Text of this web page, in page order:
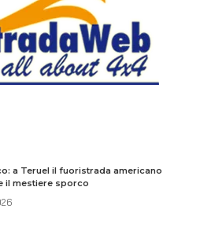
a Teruel il fuoristrada americano
il mestiere sporco